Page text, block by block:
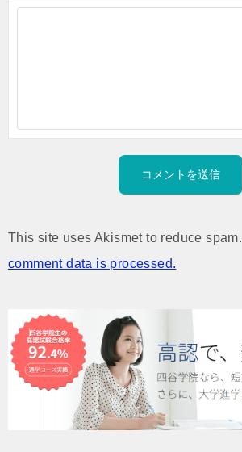
This site uses Akismet to reduce spam.
comment data is processed.